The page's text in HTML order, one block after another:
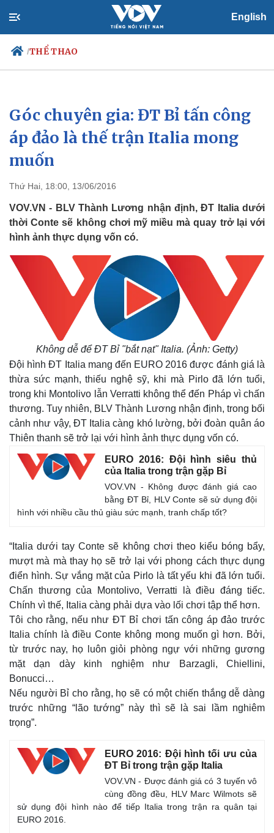
English
/THỂ THAO
Chính trị
Đảng
Tổ chức nhân sự
Quốc hội
Xã hội
Tin 24h
Dự báo thời tiết
Góc chuyên gia: ĐT Bỉ tấn công
áp đảo là thế trận Italia mong
muốn
Thứ Hai, 18:00, 13/06/2016
VOV.VN - BLV Thành Lương nhận định, ĐT Italia dưới
thời Conte sẽ không chơi mỹ miều mà quay trở lại với
hình ảnh thực dụng vốn có.
Không dễ để ĐT Bỉ "bắt nạt" Italia. (Ảnh: Getty)
Đội hình ĐT Italia mang đến EURO 2016 được đánh giá là
thừa sức mạnh, thiếu nghệ sỹ, khi mà Pirlo đã lớn tuổi,
trong khi Montolivo lẫn Verratti không thể đến Pháp vì chấn
thương. Tuy nhiên, BLV Thành Lương nhận định, trong bối
cảnh như vậy, ĐT Italia càng khó lường, bởi đoàn quân áo
Thiên thanh sẽ trở lại với hình ảnh thực dụng vốn có.
EURO 2016: Đội hình siêu thủ
của Italia trong trận gặp Bỉ
VOV.VN - Không được đánh giá cao
bằng ĐT Bỉ, HLV Conte sẽ sử dụng đội
hình với nhiều cầu thủ giàu sức mạnh, tranh chấp tốt?
“Italia dưới tay Conte sẽ không chơi theo kiểu bóng bẩy,
mượt mà mà thay họ sẽ trở lại với phong cách thực dụng
điển hình. Sự vắng mặt của Pirlo là tất yếu khi đã lớn tuổi.
Chấn thương của Montolivo, Verratti là điều đáng tiếc.
Chính vì thế, Italia càng phải dựa vào lối chơi tập thể hơn.
Tôi cho rằng, nếu như ĐT Bỉ chơi tấn công áp đảo trước
Italia chính là điều Conte không mong muốn gì hơn. Bởi,
từ trước nay, họ luôn giỏi phòng ngự với những gương
mặt dạn dày kinh nghiệm như Barzagli, Chiellini,
Bonucci…
Nếu người Bỉ cho rằng, họ sẽ có một chiến thắng dễ dàng
trước những “lão tướng” này thì sẽ là sai lầm nghiêm
trọng”.
EURO 2016: Đội hình tối ưu của
ĐT Bỉ trong trận gặp Italia
VOV.VN - Được đánh giá có 3 tuyến vô
cùng đồng đều, HLV Marc Wilmots sẽ
sử dụng đội hình nào để tiếp Italia trong trận ra quân tại
EURO 2016.